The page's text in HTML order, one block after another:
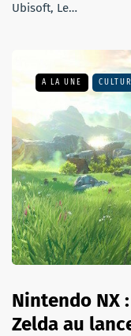
Ubisoft, Le…
A LA UNE
Nintendo NX
Zelda au